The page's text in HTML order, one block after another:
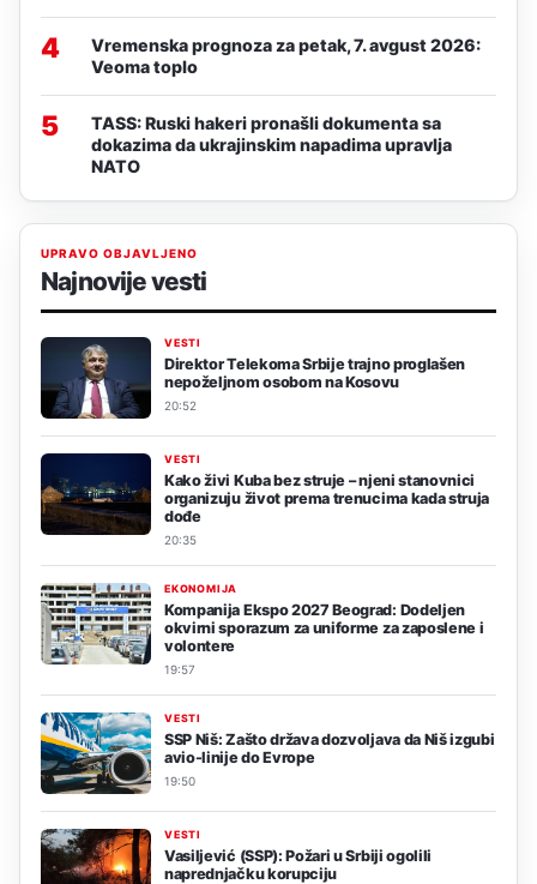
4
Vremenska prognoza za petak, 7. avgust 2026:
Veoma toplo
5
TASS: Ruski hakeri pronašli dokumenta sa
dokazima da ukrajinskim napadima upravlja
NATO
UPRAVO OBJAVLJENO
Najnovije vesti
VESTI
Direktor Telekoma Srbije trajno proglašen
nepoželjnom osobom na Kosovu
20:52
VESTI
Kako živi Kuba bez struje – njeni stanovnici
organizuju život prema trenucima kada struja
dođe
20:35
EKONOMIJA
Kompanija Ekspo 2027 Beograd: Dodeljen
okvirni sporazum za uniforme za zaposlene i
volontere
19:57
VESTI
SSP Niš: Zašto država dozvoljava da Niš izgubi
avio-linije do Evrope
19:50
VESTI
Vasiljević (SSP): Požari u Srbiji ogolili
naprednjačku korupciju